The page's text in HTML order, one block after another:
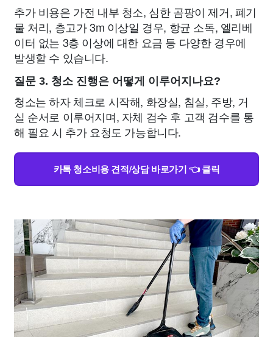
추가 비용은 가전 내부 청소, 심한 곰팡이 제거, 폐기
물 처리, 층고가 3m 이상일 경우, 항균 소독, 엘리베
이터 없는 3층 이상에 대한 요금 등 다양한 경우에
발생할 수 있습니다.
질문 3. 청소 진행은 어떻게 이루어지나요?
청소는 하자 체크로 시작해, 화장실, 침실, 주방, 거
실 순서로 이루어지며, 자체 검수 후 고객 검수를 통
해 필요 시 추가 요청도 가능합니다.
카톡 청소비용 견적/상담 바로가기 👈 클릭